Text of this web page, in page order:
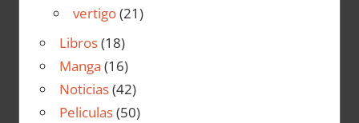
vertigo(21)
Libros(18)
Manga (16)
Noticias(42)
Peliculas(50)